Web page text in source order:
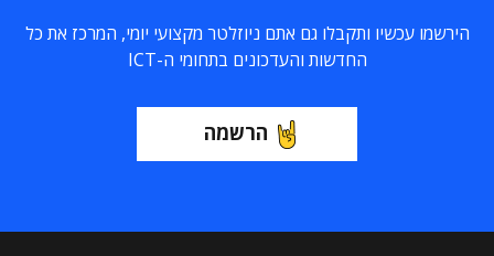
הירשמו עכשיו ותקבלו גם אתם ניוזלטר מקצועי יומי, המרכז את כל
החדשות והעדכונים בתחומי ה-ICT
הרשמה